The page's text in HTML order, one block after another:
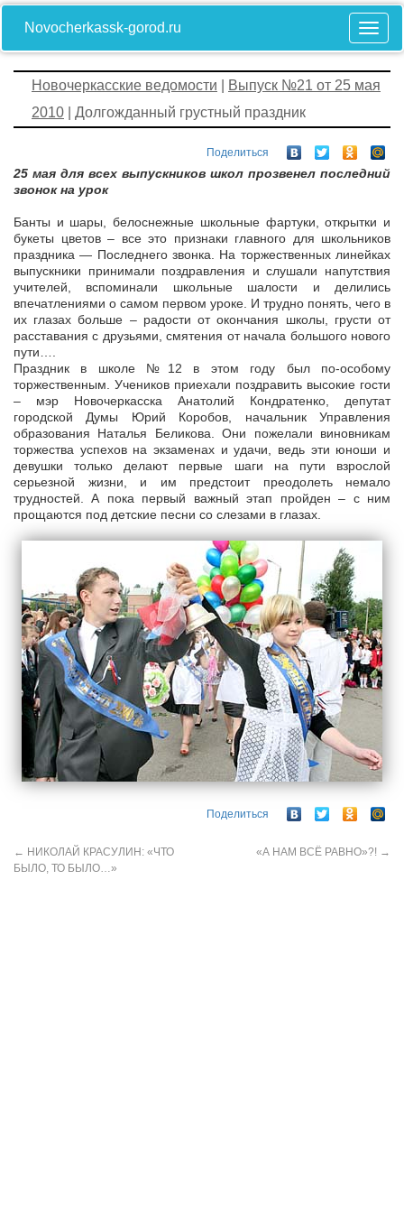
Novocherkassk-gorod.ru
Новочеркасские ведомости
Выпуск №21 от 25 мая
2010 | Долгожданный грустный праздник
Поделиться
25 мая для всех выпускников школ прозвенел последний
звонок на урок
Банты и шары, белоснежные школьные фартуки, открытки и
букеты цветов – все это признаки главного для школьников
праздника — Последнего звонка. На торжественных линейках
выпускники принимали поздравления и слушали напутствия
учителей, вспоминали школьные шалости и делились
впечатлениями о самом первом уроке. И трудно понять, чего в
их глазах больше – радости от окончания школы, грусти от
расставания с друзьями, смятения от начала большого нового
пути….
Праздник в школе №12 в этом году был по-особому
торжественным. Учеников приехали поздравить высокие гости
– мэр Новочеркасска Анатолий Кондратенко, депутат
городской Думы Юрий Коробов, начальник Управления
образования Наталья Беликова. Они пожелали виновникам
торжества успехов на экзаменах и удачи, ведь эти юноши и
девушки только делают первые шаги на пути взрослой
серьезной жизни, и им предстоит преодолеть немало
трудностей. А пока первый важный этап пройден – с ним
прощаются под детские песни со слезами в глазах.
Поделиться
← НИКОЛАЙ КРАСУЛИН: «ЧТО
БЫЛО, ТО БЫЛО…»
«А НАМ ВСЁ РАВНО»?! →